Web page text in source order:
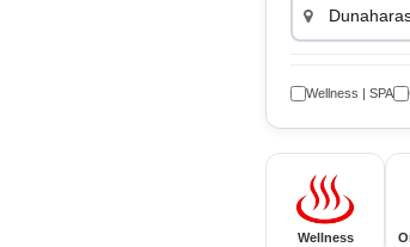
Wellness | SPA
Wellness